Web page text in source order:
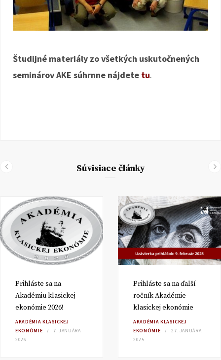
Študijné materiály zo všetkých uskutočnených
seminárov AKE súhrnne nájdete tu.
Súvisiace články
Prihláste sa na
Akadémiu klasickej
ekonómie 2026!
AKADÉMIA KLASICKEJ
EKONÓMIE
7. JANUÁRA
2026
Prihláste sa na ďalší
ročník Akadémie
klasickej ekonómie
AKADÉMIA KLASICKEJ
EKONÓMIE
27. JANUÁRA
2025